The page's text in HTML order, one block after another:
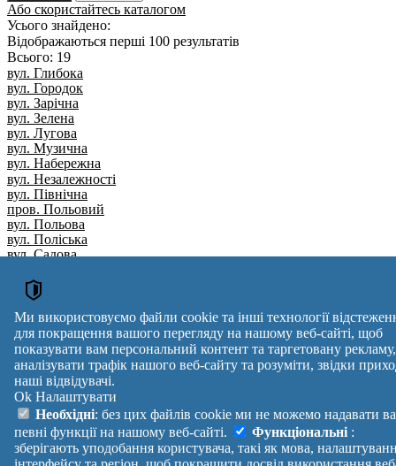
Або скористайтесь каталогом
Усього знайдено:
Відображаються перші 100 результатів
Всього: 19
вул. Глибока
вул. Городок
вул. Зарічна
вул. Зелена
вул. Лугова
вул. Музична
вул. Набережна
вул. Незалежності
вул. Північна
пров. Польовий
вул. Польова
вул. Поліська
вул. Садова
вул. Степова
вул. Тиха
вул. Шевченка
пров. Шевченка
вул. Яцухна
Вулиця
№ будинків
Індекс
reklama
Правила
Допомога
Платні
послуги
Політика
конфіденційності
Маніфест
Про проект
Зворотній
зв'язок
Україна
Увійти|
Ми використовуємо файли cookie та інші технології
для покращення вашого перегляду на нашому веб-сайті, щоб
показувати вам персональний контент та таргетовану рекламу,
аналізувати трафік нашого веб-сайту та розуміти, звідки
наші відвідувачі.
Ok Налаштувати
Необхідні: без цих файлів cookie ми не можемо надавати
певні функції на нашому веб-сайті.
Функціональні :
зберігають уподобання користувача, такі як мова,